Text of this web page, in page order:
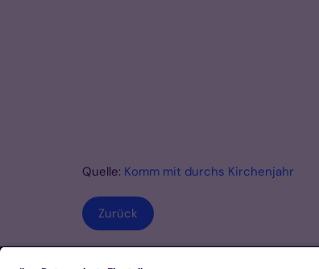
Quelle: Komm mit durchs Kirchenjahr
Zurück